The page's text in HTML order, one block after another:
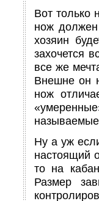
Вот только
нож
хозяин
захочется
все же
Внешне он
нож
Ну а уж
настоящий
то на
Размер